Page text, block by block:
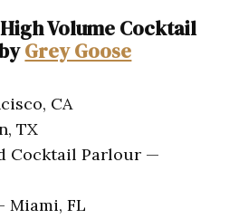
Volume Cocktail
Grey Goose
CA
TX
Cocktail Parlour —
Miami, FL